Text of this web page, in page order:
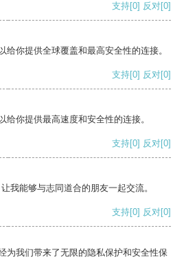
支持[0] 反对[0]
给你提供全球覆盖和最高安全性的连接。
支持[0] 反对[0]
你提供最高速度和安全性的连接。
支持[0] 反对[0]
我能够与志同道合的朋友一起交流。
支持[0] 反对[0]
为我们带来了无限的隐私保护和安全性保